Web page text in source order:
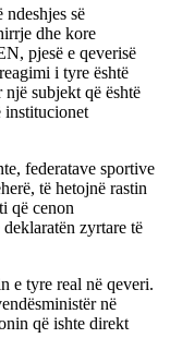
së
dhe kore
pjesë e qeverisë
i tyre është
subjekt që është
institucionet
federatave sportive
të hetojnë rastin
që cenon
zyrtare të
e tyre real në qeveri.
në
që ishte direkt